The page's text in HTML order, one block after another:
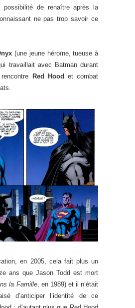
possibilité de renaître après la
ne pas trop savoir ce
(une jeune héroïne, tueuse à
travaillait avec Batman durant
Red Hood et combat
en 2005, cela fait plus un
ans que Jason Todd est mort
la Famille, en 1989) et il n’était
d’anticiper l’identité de ce